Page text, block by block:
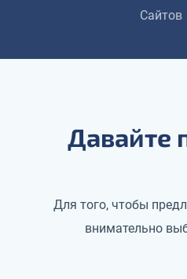
Сайтов
Давайте
Для того, чтобы
внимательно